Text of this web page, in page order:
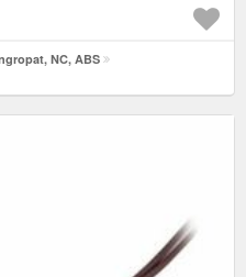
NC, ABS